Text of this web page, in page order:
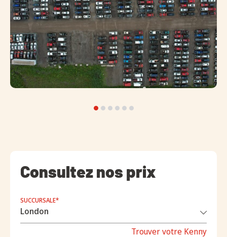
Consultez nos prix
SUCCURSALE*
Trouver votre Kenny